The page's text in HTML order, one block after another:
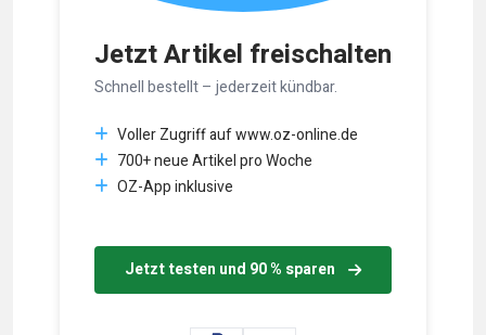
Jetzt Artikel freischalten
Schnell bestellt – jederzeit kündbar.
Voller Zugriff auf www.oz-online.de
700+ neue Artikel pro Woche
OZ-App inklusive
Jetzt testen und 90 % sparen